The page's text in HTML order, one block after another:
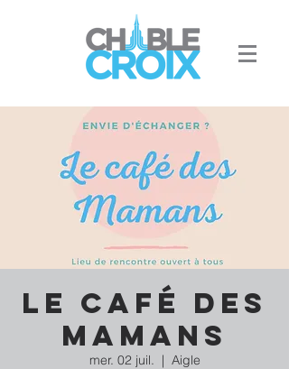
Le Café des
Mamans
mer. 02 juil.
  |
Aigle